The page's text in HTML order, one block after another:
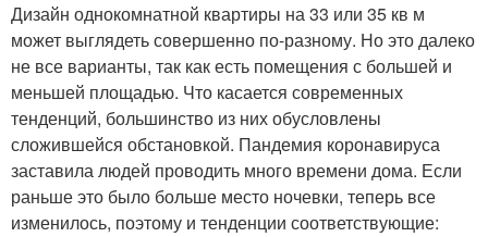
Дизайн однокомнатной квартиры на 33 или 35 кв м
может выглядеть совершенно по-разному. Но это далеко
не все варианты, так как есть помещения с большей и
меньшей площадью. Что касается современных
тенденций, большинство из них обусловлены
сложившейся обстановкой. Пандемия коронавируса
заставила людей проводить много времени дома. Если
раньше это было больше место ночевки, теперь все
изменилось, поэтому и тенденции соответствующие: